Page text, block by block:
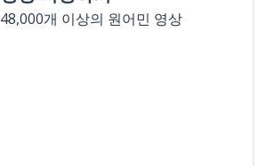
48,000개 이상의 원어민 영상